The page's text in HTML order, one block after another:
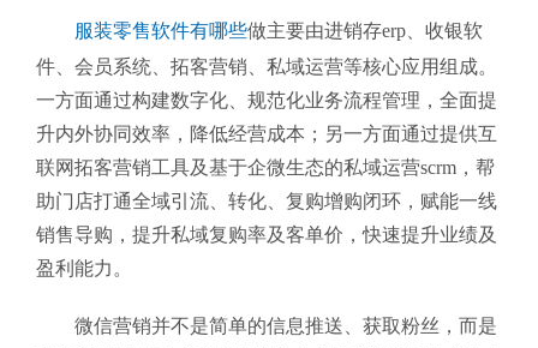
服装零售软件有哪些做主要由进销存erp、收银软
件、会员系统、拓客营销、私域运营等核心应用组成。
一方面通过构建数字化、规范化业务流程管理，全面提
升内外协同效率，降低经营成本；另一方面通过提供互
联网拓客营销工具及基于企微生态的私域运营scrm，帮
助门店打通全域引流、转化、复购增购闭环，赋能一线
销售导购，提升私域复购率及客单价，快速提升业绩及
盈利能力。
微信营销并不是简单的信息推送、获取粉丝，而是